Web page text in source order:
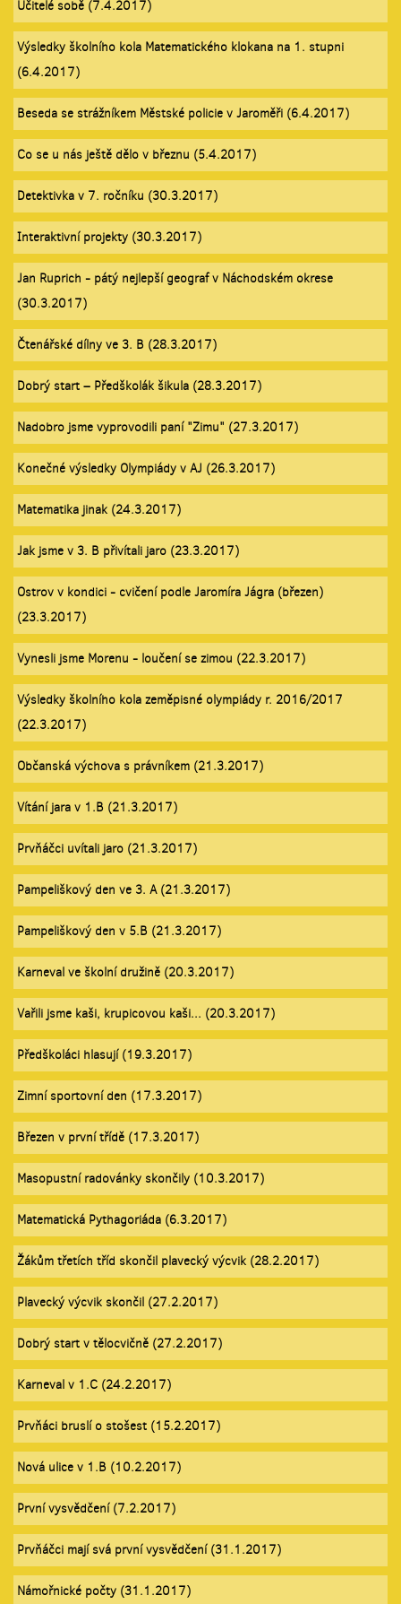
Učitelé sobě (7.4.2017)
Výsledky školního kola Matematického klokana na 1. stupni
(6.4.2017)
Beseda se strážníkem Městské policie v Jaroměři (6.4.2017)
Co se u nás ještě dělo v březnu (5.4.2017)
Detektivka v 7. ročníku (30.3.2017)
Interaktivní projekty (30.3.2017)
Jan Ruprich - pátý nejlepší geograf v Náchodském okrese
(30.3.2017)
Čtenářské dílny ve 3. B (28.3.2017)
Dobrý start – Předškolák šikula (28.3.2017)
Nadobro jsme vyprovodili paní "Zimu" (27.3.2017)
Konečné výsledky Olympiády v AJ (26.3.2017)
Matematika jinak (24.3.2017)
Jak jsme v 3. B přivítali jaro (23.3.2017)
Ostrov v kondici - cvičení podle Jaromíra Jágra (březen)
(23.3.2017)
Vynesli jsme Morenu - loučení se zimou (22.3.2017)
Výsledky školního kola zeměpisné olympiády r. 2016/2017
(22.3.2017)
Občanská výchova s právníkem (21.3.2017)
Vítání jara v 1.B (21.3.2017)
Prvňáčci uvítali jaro (21.3.2017)
Pampeliškový den ve 3. A (21.3.2017)
Pampeliškový den v 5.B (21.3.2017)
Karneval ve školní družině (20.3.2017)
Vařili jsme kaši, krupicovou kaši... (20.3.2017)
Předškoláci hlasují (19.3.2017)
Zimní sportovní den (17.3.2017)
Březen v první třídě (17.3.2017)
Masopustní radovánky skončily (10.3.2017)
Matematická Pythagoriáda (6.3.2017)
Žákům třetích tříd skončil plavecký výcvik (28.2.2017)
Plavecký výcvik skončil (27.2.2017)
Dobrý start v tělocvičně (27.2.2017)
Karneval v 1.C (24.2.2017)
Prvňáci bruslí o stošest (15.2.2017)
Nová ulice v 1.B (10.2.2017)
První vysvědčení (7.2.2017)
Prvňáčci mají svá první vysvědčení (31.1.2017)
Námořnické počty (31.1.2017)